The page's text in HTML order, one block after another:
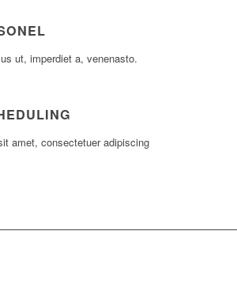
ut, imperdiet a, venenasto.
amet, consectetuer adipiscing